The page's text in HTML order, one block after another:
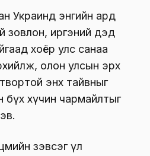
Украинд энгийн ард
зовлон, иргэний дэд
хоёр улс санаа
олон улсын эрх
энх тайвныг
бүх хүчин чармайлтыг
зэвсэг үл